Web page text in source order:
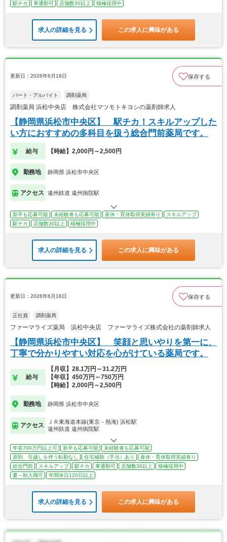
駅チカ
車通勤可 店舗数30以上 積極採用中
求人の詳細を見る この求人に興味がある
更新日：2026年6月18日 保存する
パート・アルバイト 調剤薬局
調剤薬局 浜松中央店 株式会社マツモトキヨシの薬剤師求人
【静岡県浜松市中央区】 駅チカ！スキルアップした
い方におすすめの多科目を扱う総合門前薬局です。
給与 【時給】2,000円～2,500円
勤務地 静岡県 浜松市中央区
アクセス 遠州鉄道 遠州病院駅
新卒も応募可能 未経験者も応募可能 産休・育休取得実績有り
スキルアップ
駅チカ
店舗数30以上 積極採用中
求人の詳細を見る この求人に興味がある
更新日：2026年6月18日 保存する
正社員 調剤薬局
ファーマライズ薬局 浜松中央店 ファーマライズ株式会社の薬剤師求人
【静岡県浜松市中央区】 笑顔と思いやりを第一に、
丁寧で分かりやすい対応を心がけている薬局です。
給与
【月収】28.1万円～31.2万円
【年収】450万円～750万円
【時給】2,000円～2,500円
勤務地 静岡県 浜松市中央区
アクセス
ＪＲ東海道本線(東京－熱海) 浜松駅
遠州鉄道 遠州病院駅
年収700万円以上可 新卒も応募可能
未経験者も応募可能
原則、引越しを伴う転勤なし
住宅補助（手当）あり
産休・育休取得実績有り
総合門前
スキルアップ 駅チカ 車通勤可 店舗数30以上
積極採用中
夏～秋入職可
年間休日120日以上
求人の詳細を見る この求人に興味がある